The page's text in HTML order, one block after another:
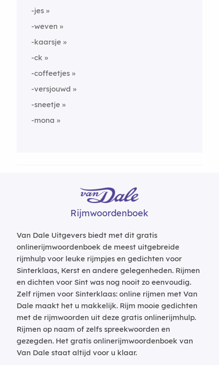
-jes
-weven
-kaarsje
-ck
-coffeetjes
-versjouwd
-sneetje
-mona
Rijmwoordenboek
Van Dale Uitgevers biedt met dit gratis
onlinerijmwoordenboek de meest uitgebreide
rijmhulp voor leuke rijmpjes en gedichten voor
Sinterklaas, Kerst en andere gelegenheden. Rijmen
en dichten voor Sint was nog nooit zo eenvoudig.
Zelf rijmen voor Sinterklaas: online rijmen met Van
Dale maakt het u makkelijk. Rijm mooie gedichten
met de rijmwoorden uit deze gratis onlinerijmhulp.
Rijmen op naam of zelfs spreekwoorden en
gezegden. Het gratis onlinerijmwoordenboek van
Van Dale staat altijd voor u klaar.